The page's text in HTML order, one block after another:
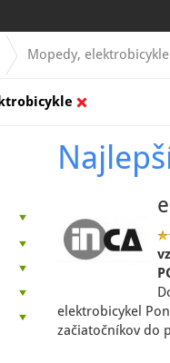
Mopedy, elektrobicykle
elektrobicykel
začiatočníkov do